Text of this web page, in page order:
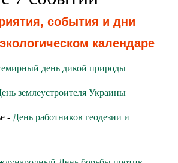
события и дни
календаре
день дикой природы
землеустроителя Украины
- День работников геодезии и